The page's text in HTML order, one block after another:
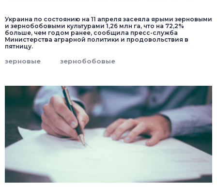
Украина по состоянию на 11 апреля засеяла ярыми зерновыми
и зернобобовыми культурами 1,26 млн га, что на 72,2%
больше, чем годом ранее, сообщила пресс-служба
Министерства аграрной политики и продовольствия в
пятницу.
зерновые зернобобовые